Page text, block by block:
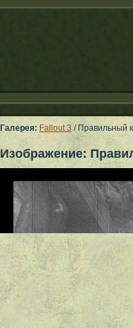
Галерея: Fallout 3 / Правильный
Изображение: